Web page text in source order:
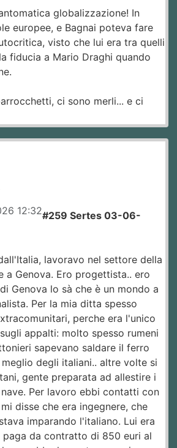
globalizzazione! In
europee, e Bagnai poteva fare
visto che lui era tra quelli
fiducia a Mario Draghi quando
ci sono merli... e ci
12:32#259 Sertes 03-06-
lavoravo nel settore della
a Genova. Ero progettista.. ero
Genova lo sà che è un mondo a
Per la mia ditta spesso
perche era l'unico
appalti: molto spesso rumeni
sapevano saldare il ferro
degli italiani.. altre volte si
gente preparata ad allestire i
Per lavoro ebbi contatti con
disse che era ingegnere, che
imparando l'italiano. Lui era
da contratto di 850 euri al